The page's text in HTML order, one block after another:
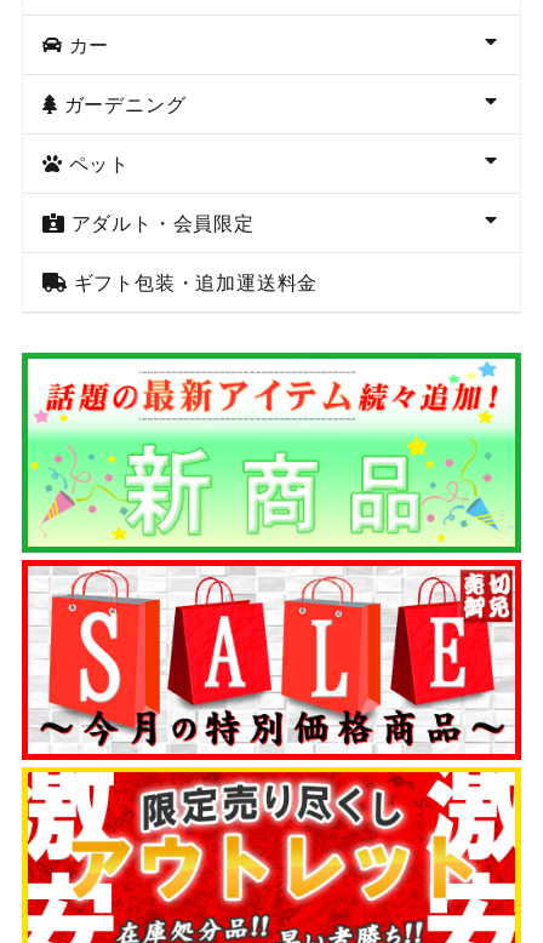
カー
ガーデニング
ペット
アダルト・会員限定
ギフト包装・追加運送料金